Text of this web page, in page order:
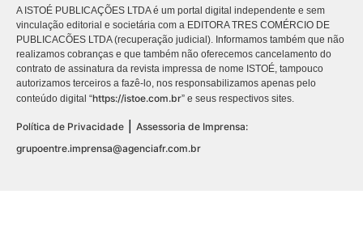
A ISTOÉ PUBLICAÇÕES LTDA é um portal digital independente e sem
vinculação editorial e societária com a EDITORA TRES COMÉRCIO DE
PUBLICACÕES LTDA (recuperação judicial). Informamos também que não
realizamos cobranças e que também não oferecemos cancelamento do
contrato de assinatura da revista impressa de nome ISTOÉ, tampouco
autorizamos terceiros a fazê-lo, nos responsabilizamos apenas pelo
conteúdo digital “https://istoe.com.br” e seus respectivos sites.
Política de Privacidade
Assessoria de Imprensa:
grupoentre.imprensa@agenciafr.com.br